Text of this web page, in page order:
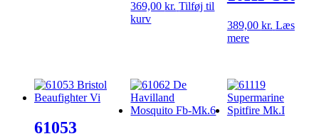
369,00kr. Tilføj til
kurv
389,00 kr. Læs
mere
61053